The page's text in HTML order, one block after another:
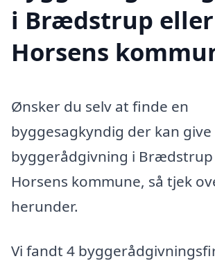
i Brædstrup
Horsens
Ønsker du selv at finde en
byggesagkyndig der kan
byggerådgivning i
Horsens kommune, så tjek
herunder.
Vi fandt 4